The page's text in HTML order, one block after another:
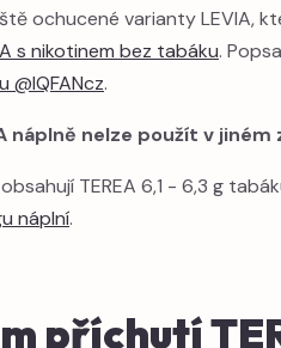
ochucené varianty LEVIA,
s nikotinem bez tabáku.
@IQFANcz.
náplně nelze použít v jiném
obsahují TEREA 6,1 - 6,3 g
náplní.
příchutí